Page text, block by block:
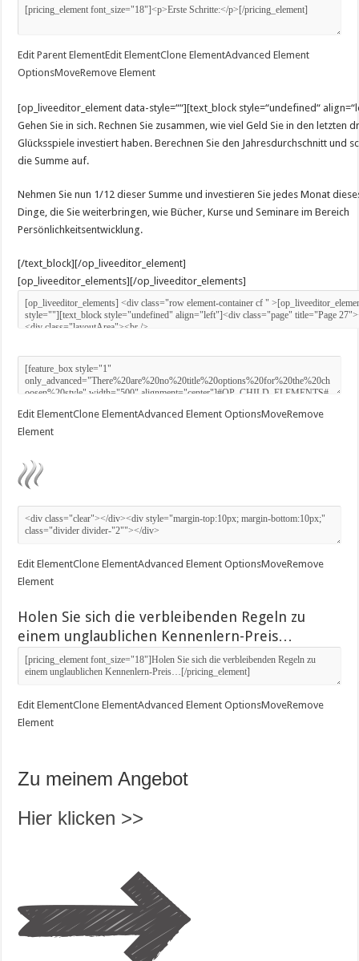
Edit Parent ElementEdit ElementClone ElementAdvanced Element
OptionsMoveRemove Element
[op_liveeditor_element data-style=““][text_block style=“undefined“
Gehen Sie in sich. Rechnen Sie zusammen, wie viel Geld Sie in den letzten
Glücksspiele investiert haben. Berechnen Sie den Jahresdurchschnitt und
die Summe auf.
Nehmen Sie nun 1/12 dieser Summe und investieren Sie jedes Monat
Dinge, die Sie weiterbringen, wie Bücher, Kurse und Seminare im Bereich
Persönlichkeitsentwicklung.
[/text_block][/op_liveeditor_element]
[op_liveeditor_elements][/op_liveeditor_elements]
Edit ElementClone ElementAdvanced Element OptionsMoveRemove
Element
Edit ElementClone ElementAdvanced Element OptionsMoveRemove
Element
Holen Sie sich die verbleibenden Regeln zu
einem unglaublichen Kennenlern-Preis…
Edit ElementClone ElementAdvanced Element OptionsMoveRemove
Element
Zu meinem Angebot
Hier klicken >>